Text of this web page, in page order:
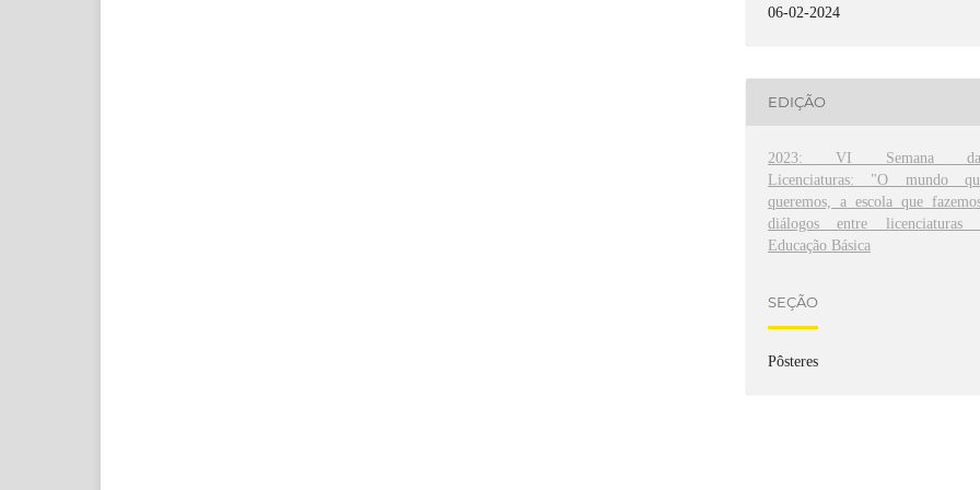
06-02-2024
EDIÇÃO
2023: VI Semana
Licenciaturas: "O mundo
queremos, a escola que
diálogos entre licenciaturas
Educação Básica
SEÇÃO
Pôsteres